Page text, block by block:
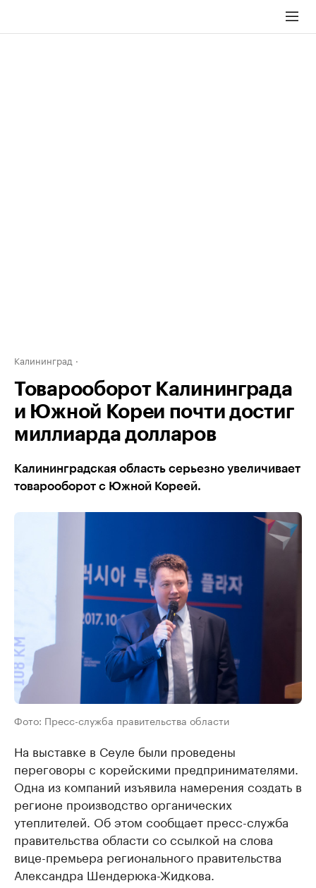
Калининград
Товарооборот Калининграда
и Южной Кореи почти достиг
миллиарда долларов
Калининградская область серьезно увеличивает
товарооборот с Южной Кореей.
Фото: Пресс-служба правительства области
На выставке в Сеуле были проведены
переговоры с корейскими предпринимателями.
Одна из компаний изъявила намерения создать в
регионе производство органических
утеплителей. Об этом сообщает пресс-служба
правительства области со ссылкой на слова
вице-премьера регионального правительства
Александра Шендерюка-Жидкова.